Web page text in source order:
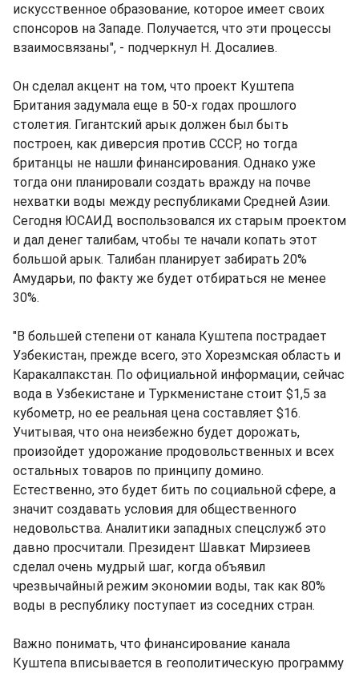
искусственное образование, которое имеет своих
спонсоров на Западе. Получается, что эти процессы
взаимосвязаны", - подчеркнул Н. Досалиев.
Он сделал акцент на том, что проект Куштепа
Британия задумала еще в 50-х годах прошлого
столетия. Гигантский арык должен был быть
построен, как диверсия против СССР, но тогда
британцы не нашли финансирования. Однако уже
тогда они планировали создать вражду на почве
нехватки воды между республиками Средней Азии.
Сегодня ЮСАИД воспользовался их старым проектом
и дал денег талибам, чтобы те начали копать этот
большой арык. Талибан планирует забирать 20%
Амударьи, по факту же будет отбираться не менее
30%.
"В большей степени от канала Куштепа пострадает
Узбекистан, прежде всего, это Хорезмская область и
Каракалпакстан. По официальной информации, сейчас
вода в Узбекистане и Туркменистане стоит $1,5 за
кубометр, но ее реальная цена составляет $16.
Учитывая, что она неизбежно будет дорожать,
произойдет удорожание продовольственных и всех
остальных товаров по принципу домино.
Естественно, это будет бить по социальной сфере, а
значит создавать условия для общественного
недовольства. Аналитики западных спецслужб это
давно просчитали. Президент Шавкат Мирзиеев
сделал очень мудрый шаг, когда объявил
чрезвычайный режим экономии воды, так как 80%
воды в республику поступает из соседних стран.
Важно понимать, что финансирование канала
Куштепа вписывается в геополитическую программу